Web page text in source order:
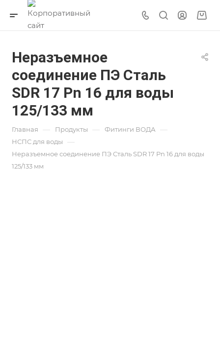
Неразъемное
соединение ПЭ Сталь
SDR 17 Pn 16 для воды
125/133 мм
Главная — Продукты — Фитинги ВОДА —
НСПС для воды —
Неразъемное соединение ПЭ Сталь SDR 17 Pn 16 для воды
125/133 мм